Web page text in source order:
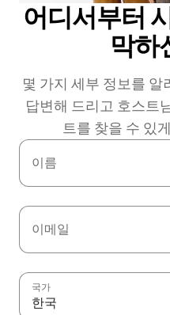
어디서부터
막하
몇 가지 세부 정보를 알
답변해 드리고 호스트
트를 찾을 수 있
이름
이메일
국가
한국